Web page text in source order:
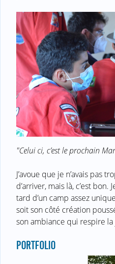
"Celui ci, c’est le prochain
J’avoue que je n’avais pas
d’arriver, mais là, c’est
tard d’un camp assez
soit son côté création
son ambiance qui respire la
PORTFOLIO